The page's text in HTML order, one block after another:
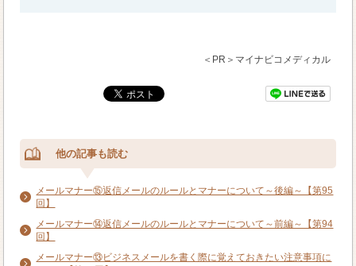
＜PR＞マイナビコメディカル
他の記事も読む
メールマナー⑮返信メールのルールとマナーについて～後編～【第95
回】
メールマナー⑭返信メールのルールとマナーについて～前編～【第94
回】
メールマナー⑬ビジネスメールを書く際に覚えておきたい注意事項に